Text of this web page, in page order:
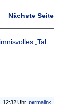
Nächste Seite
„Tal
12:32 Uhr, permalink